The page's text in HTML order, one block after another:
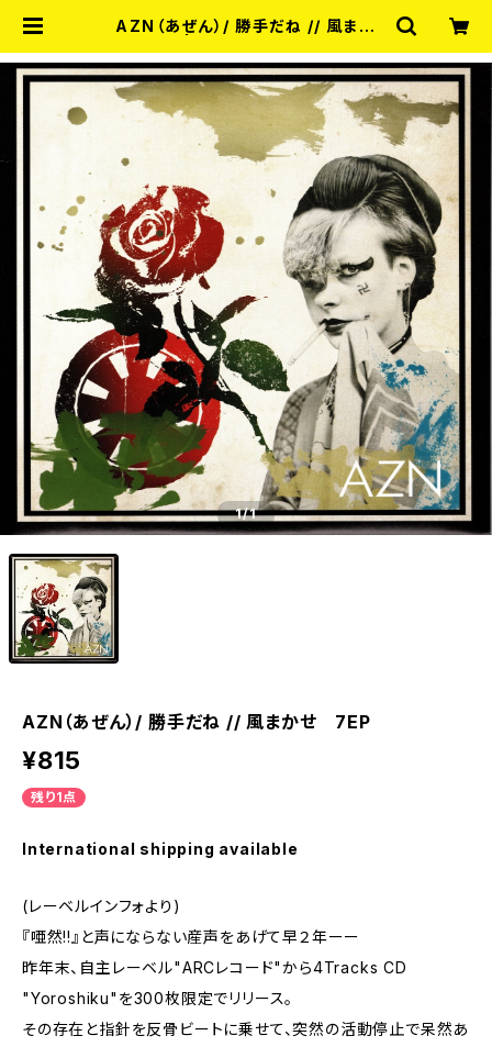
AZN（あぜん）/ 勝手だね // 風まか
RY
1/1
AZN（あぜん）/ 勝手だね // 風まかせ 7EP
¥815
残り1点
International shipping available
(レーベルインフォより)
『唖然!!』と声にならない産声をあげて早２年ーー
昨年末、自主レーベル"ARCレコード"から4Tracks CD
"Yoroshiku"を300枚限定でリリース。
その存在と指針を反骨ビートに乗せて、突然の活動停止で呆然あ